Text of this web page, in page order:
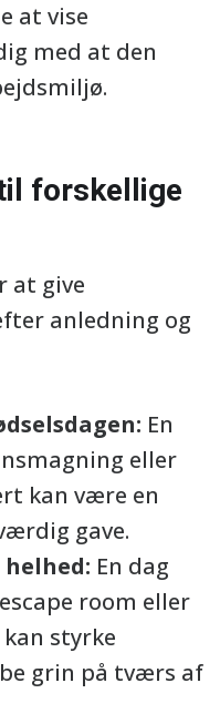
at vise
med at den
forskellige
at give
anledning og
En
eller
kan være en
gave.
En dag
room eller
styrke
grin på tværs af